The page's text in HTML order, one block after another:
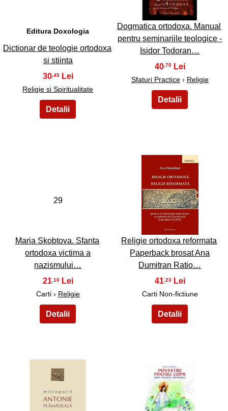
Editura Doxologia
Dictionar de teologie ortodoxa
si stiinta
30,45
Religie si Spiritualitate
Dogmatica ortodoxa. Manual
pentru seminariile teologice -
Isidor Todoran…
40,70
Sfaturi Practice› Religie
29
Maria Skobtova. Sfanta
ortodoxa victima a
nazismului…
21 ,10
Carti › Religie
30
Religie ortodoxa reformata
Paperback brosat Ana
Dumitran Ratio…
41 ,23
Carti Non-fictiune
31 32